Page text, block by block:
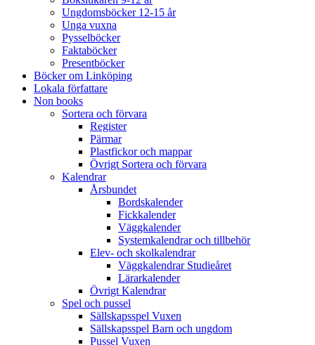
Ungdomsböcker 12-15 år
Unga vuxna
Pysselböcker
Faktaböcker
Presentböcker
Böcker om Linköping
Lokala författare
Non books
Sortera och förvara
Register
Pärmar
Plastfickor och mappar
Övrigt Sortera och förvara
Kalendrar
Årsbundet
Bordskalender
Fickkalender
Väggkalender
Systemkalendrar och tillbehör
Elev- och skolkalendrar
Väggkalendrar Studieåret
Lärarkalender
Övrigt Kalendrar
Spel och pussel
Sällskapsspel Vuxen
Sällskapsspel Barn och ungdom
Pussel Vuxen